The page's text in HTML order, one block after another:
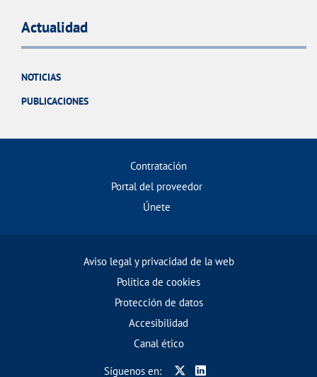
Actualidad
NOTICIAS
PUBLICACIONES
Contratación
Portal del proveedor
Únete
Aviso legal y privacidad de la web
Política de cookies
Protección de datos
Accesibilidad
Canal ético
Síguenos en: